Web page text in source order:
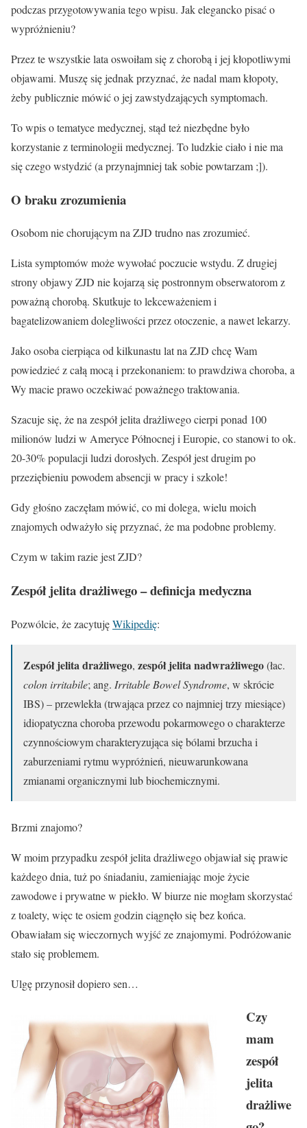
podczas przygotowywania tego wpisu. Jak elegancko pisać o
wypróżnieniu?
Przez te wszystkie lata oswoiłam się z chorobą i jej kłopotliwymi
objawami. Muszę się jednak przyznać, że nadal mam kłopoty,
żeby publicznie mówić o jej zawstydzających symptomach.
To wpis o tematyce medycznej, stąd też niezbędne było
korzystanie z terminologii medycznej. To ludzkie ciało i nie ma
się czego wstydzić (a przynajmniej tak sobie powtarzam ;]).
O braku zrozumienia
Osobom nie chorującym na ZJD trudno nas zrozumieć.
Lista symptomów może wywołać poczucie wstydu. Z drugiej
strony objawy ZJD nie kojarzą się postronnym obserwatorom z
poważną chorobą. Skutkuje to lekceważeniem i
bagatelizowaniem dolegliwości przez otoczenie, a nawet lekarzy.
Jako osoba cierpiąca od kilkunastu lat na ZJD chcę Wam
powiedzieć z całą mocą i przekonaniem: to prawdziwa choroba, a
Wy macie prawo oczekiwać poważnego traktowania.
Szacuje się, że na zespół jelita drażliwego cierpi ponad 100
milionów ludzi w Ameryce Północnej i Europie, co stanowi took.
20-30% populacji ludzi dorosłych. Zespół jest drugim po
przeziębieniu powodem absencji w pracy i szkole!
Gdy głośno zaczęłam mówić, co mi dolega, wielu moich
znajomych odważyło się przyznać, że ma podobne problemy.
Czym w takim razie jest ZJD?
Zespół jelita drażliwego – definicja medyczna
Pozwólcie, że zacytujęWikipedię:
Zespół jelita drażliwego, zespół jelita nadwrażliwego(łac.
colon irritabile; ang. Irritable Bowel Syndrome, w skrócie
IBS) – przewlekła (trwająca przez co najmniej trzy miesiące)
idiopatyczna choroba przewodu pokarmowego o charakterze
czynnościowym charakteryzująca się bólami brzucha i
zaburzeniami rytmu wypróżnień, nieuwarunkowana
zmianami organicznymi lub biochemicznymi.
Brzmi znajomo?
W moim przypadku zespół jelita drażliwego objawiał się prawie
każdego dnia, tuż po śniadaniu, zamieniając moje życie
zawodowe i prywatne w piekło. W biurze nie mogłam skorzystać
z toalety, więc te osiem godzin ciągnęło się bez końca.
Obawiałam się wieczornych wyjść ze znajomymi. Podróżowanie
stało się problemem.
Ulgę przynosił dopiero sen…
Czy
mam
zespół
jelita
drażliwe